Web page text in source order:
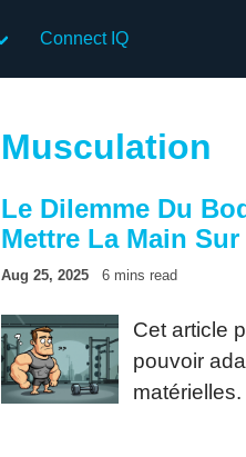
Connect IQ
Musculation
Le Dilemme Du
Mettre La Main
Aug 25, 2025 6 mins read
Cet article
pouvoir
matérielles.